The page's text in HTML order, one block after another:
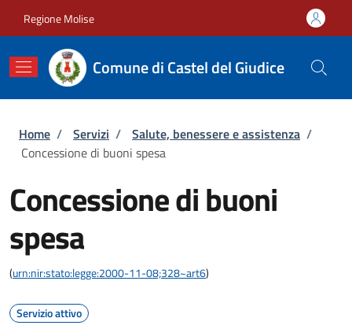
Regione Molise
Comune di Castel del Giudice
Briciole di pane
Home / Servizi / Salute, benessere e assistenza /
Concessione di buoni spesa
Concessione di buoni
spesa
(urn:nir:stato:legge:2000-11-08;328~art6)
Servizio attivo